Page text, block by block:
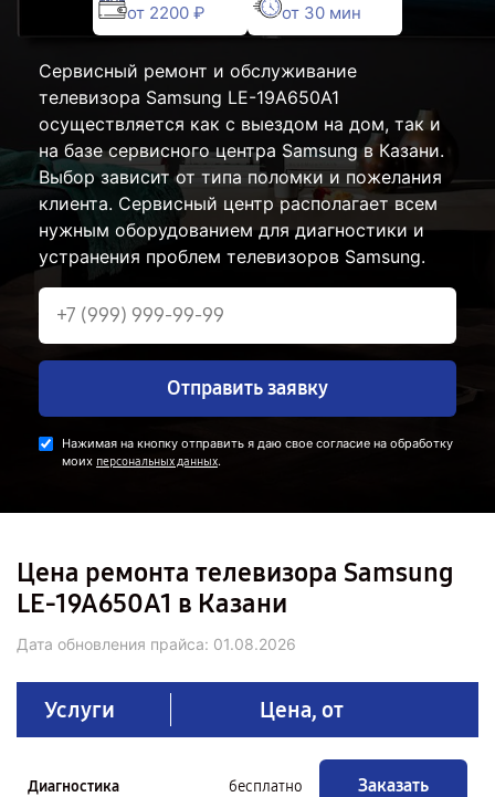
от 2200 ₽ от 30 мин
Сервисный ремонт и обслуживание
телевизора Samsung LE-19A650A1
осуществляется как с выездом на дом, так и
на базе сервисного центра Samsung в Казани.
Выбор зависит от типа поломки и пожелания
клиента. Сервисный центр располагает всем
нужным оборудованием для диагностики и
устранения проблем телевизоров Samsung.
Отправить заявку
Нажимая на кнопку отправить я даю свое согласие на обработку
моих персональных данных.
Цена ремонта телевизора Samsung
LE-19A650A1 в Казани
Дата обновления прайса: 01.08.2026
Услуги Цена, от
Диагностика бесплатно Заказать